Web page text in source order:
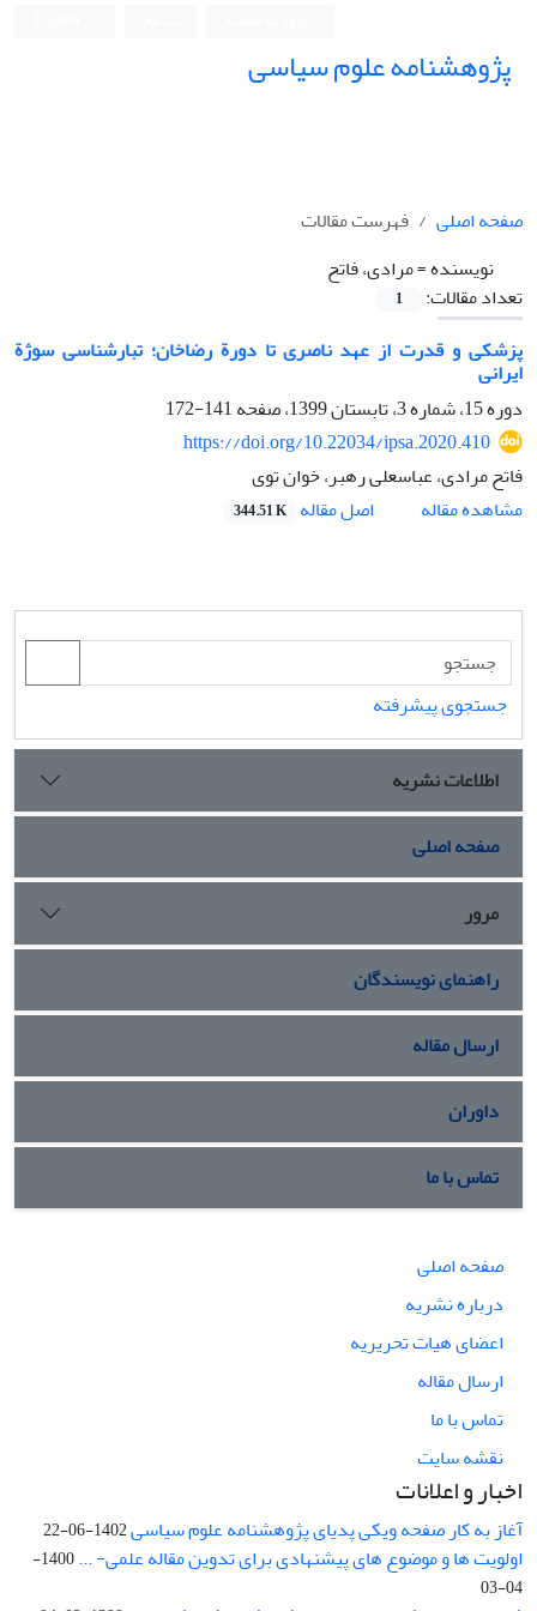
پژوهشنامه علوم سیاسی
صفحه اصلی
فهرست مقالات
نویسنده =مرادی، فاتح
تعداد مقالات:
1
پزشکی و قدرت از عهد ناصری تا دورة رضاخان؛ تبارشناسی سوژة
ایرانی
دوره 15، شماره 3، تابستان 1399، صفحه
141-172
https://doi.org/10.22034/ipsa.2020.410
فاتح مرادی، عباسعلی رهبر، خوان توی
مشاهده مقاله
اصل مقاله 344.51 K
جستجوی پیشرفته
اطلاعات نشریه
صفحه اصلی
مرور
راهنمای نویسندگان
ارسال مقاله
داوران
تماس با ما
صفحه اصلی
درباره نشریه
اعضای هیات تحریریه
ارسال مقاله
تماس با ما
نقشه سایت
اخبار و اعلانات
آغاز به کار صفحه ویکی پدیای پژوهشنامه علوم سیاسی1402-06-22
اولویت ها و موضوع های پیشنهادی برای تدوین مقاله علمی- ...
1400-
04-03